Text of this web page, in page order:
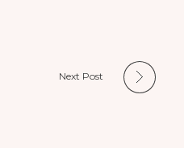
Next Post